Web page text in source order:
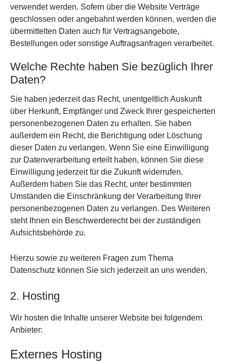
verwendet werden. Sofern über die Website Verträge
geschlossen oder angebahnt werden können, werden die
übermittelten Daten auch für Vertragsangebote,
Bestellungen oder sonstige Auftragsanfragen verarbeitet.
Welche Rechte haben Sie bezüglich Ihrer
Daten?
Sie haben jederzeit das Recht, unentgeltlich Auskunft
über Herkunft, Empfänger und Zweck Ihrer gespeicherten
personenbezogenen Daten zu erhalten. Sie haben
außerdem ein Recht, die Berichtigung oder Löschung
dieser Daten zu verlangen. Wenn Sie eine Einwilligung
zur Datenverarbeitung erteilt haben, können Sie diese
Einwilligung jederzeit für die Zukunft widerrufen.
Außerdem haben Sie das Recht, unter bestimmten
Umständen die Einschränkung der Verarbeitung Ihrer
personenbezogenen Daten zu verlangen. Des Weiteren
steht Ihnen ein Beschwerderecht bei der zuständigen
Aufsichtsbehörde zu.
Hierzu sowie zu weiteren Fragen zum Thema
Datenschutz können Sie sich jederzeit an uns wenden.
2. Hosting
Wir hosten die Inhalte unserer Website bei folgendem
Anbieter:
Externes Hosting